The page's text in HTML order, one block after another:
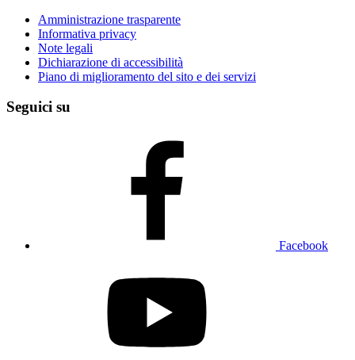
Amministrazione trasparente
Informativa privacy
Note legali
Dichiarazione di accessibilità
Piano di miglioramento del sito e dei servizi
Seguici su
Facebook